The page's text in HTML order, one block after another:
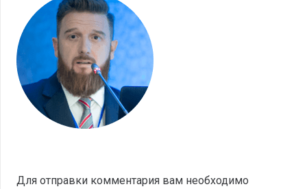
Для отправки комментария вам необходимо